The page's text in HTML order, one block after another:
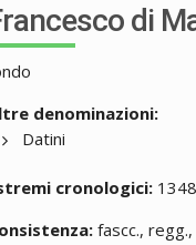
di
denominazioni:
Datini
cronologici:
fascc.,